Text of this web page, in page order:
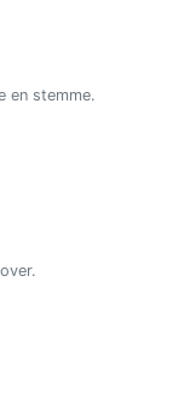
en stemme.